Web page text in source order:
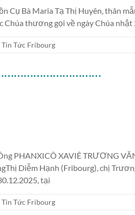
Cụ Bà Maria Tạ Thị Huyên, thân
Chúa thương gọi về ngày Chúa
Tin Tức Fribourg
PHANXICÔ XAVIÊ TRƯƠNG
Diễm Hạnh (Fribourg), chị
tại
Tin Tức Fribourg